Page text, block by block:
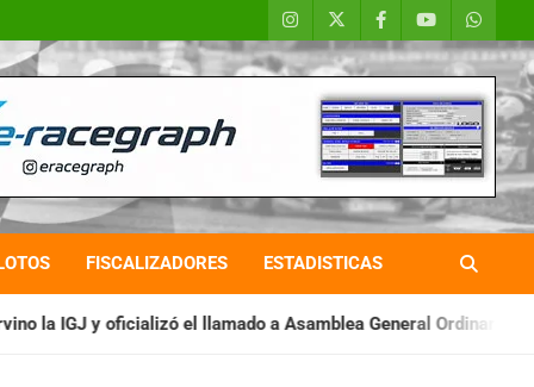
FISCALIZADORES ESTADISTICAS
llamado a Asamblea General Ordinaria IAME SERIES